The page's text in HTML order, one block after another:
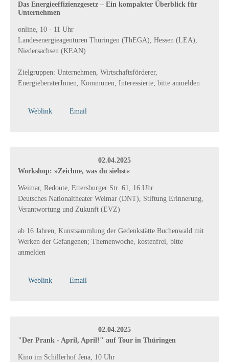
Das Energieeffizienzgesetz – Ein kompakter Überblick für
Unternehmen
online, 10 - 11 Uhr
Landesenergieagenturen Thüringen (ThEGA), Hessen (LEA),
Niedersachsen (KEAN)
Zielgruppen: Unternehmen, Wirtschaftsförderer,
EnergieberaterInnen, Kommunen, Interessierte; bitte anmelden
Weblink Email
02.04.2025
Workshop: »Zeichne, was du siehst«
Weimar, Redoute, Ettersburger Str. 61, 16 Uhr
Deutsches Nationaltheater Weimar (DNT), Stiftung Erinnerung,
Verantwortung und Zukunft (EVZ)
ab 16 Jahren, Kunstsammlung der Gedenkstätte Buchenwald mit
Werken der Gefangenen; Themenwoche, kostenfrei, bitte
anmelden
Weblink Email
02.04.2025
"Der Prank - April, April!" auf Tour in Thüringen
Kino im Schillerhof Jena, 10 Uhr